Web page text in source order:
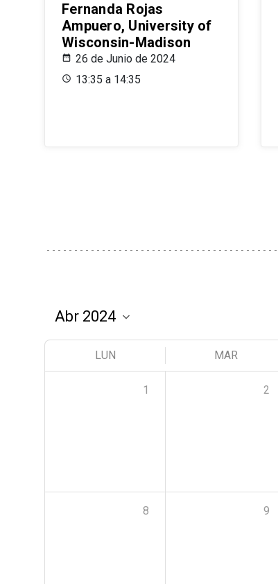
Fernanda Rojas
Ampuero, University of
Wisconsin-Madison
26 de Junio de 2024
13:35 a 14:35
LUN MAR
1 2
8 9